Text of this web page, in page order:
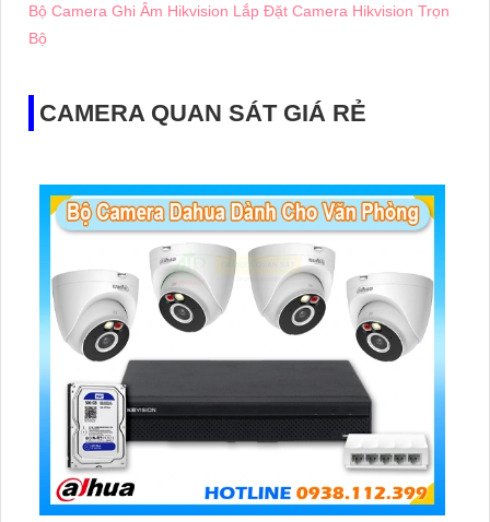
Bộ Camera Ghi Âm Hikvision Lắp Đặt Camera Hikvision Trọn
Bộ
CAMERA QUAN SÁT GIÁ RẺ